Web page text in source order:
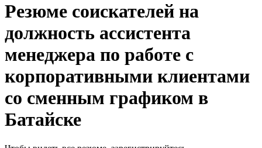
Резюме соискателей на
должность ассистента
менеджера по работе с
корпоративными клиентами
со сменным графиком в
Батайске